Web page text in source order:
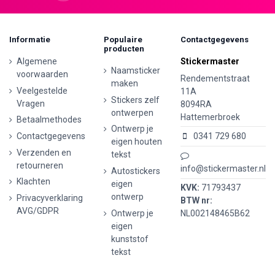
Informatie
Algemene
voorwaarden
Veelgestelde
Vragen
Betaalmethodes
Contactgegevens
Verzenden en
retourneren
Klachten
Privacyverklaring
AVG/GDPR
Populaire
producten
Naamsticker
maken
Stickers zelf
ontwerpen
Ontwerp je
eigen houten
tekst
Autostickers
eigen
ontwerp
Ontwerp je
eigen
kunststof
tekst
Contactgegevens
Stickermaster
Rendementstraat
11A
8094RA
Hattemerbroek
0341 729 680
info@stickermaster.nl
KVK: 71793437
BTW nr:
NL002148465B62